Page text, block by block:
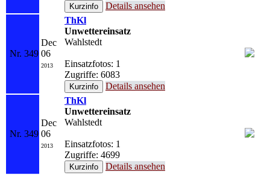
Details ansehen
Nr. 349
Dec
06
2013
ThKl
Unwettereinsatz
Wahlstedt
Einsatzfotos: 1
Zugriffe: 6083
Details ansehen
Nr. 349
Dec
06
2013
ThKl
Unwettereinsatz
Wahlstedt
Einsatzfotos: 1
Zugriffe: 4699
Details ansehen